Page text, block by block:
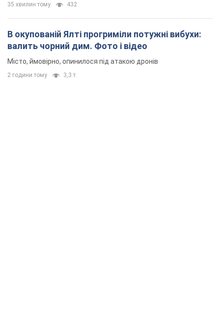
35 хвилин тому 432
В окупованій Ялті прогриміли потужні вибухи:
валить чорний дим. Фото і відео
Місто, ймовірно, опинилося під атакою дронів
2 години тому 3,3 т.